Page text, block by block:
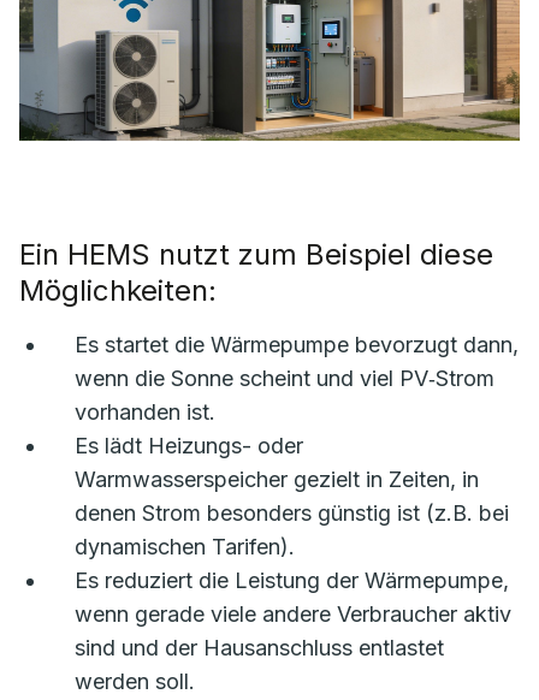
Ein HEMS nutzt zum Beispiel diese
Möglichkeiten:
Es startet die Wärmepumpe bevorzugt dann,
wenn die Sonne scheint und viel PV‑Strom
vorhanden ist.
Es lädt Heizungs- oder
Warmwasserspeicher gezielt in Zeiten, in
denen Strom besonders günstig ist (z.B. bei
dynamischen Tarifen).
Es reduziert die Leistung der Wärmepumpe,
wenn gerade viele andere Verbraucher aktiv
sind und der Hausanschluss entlastet
werden soll.